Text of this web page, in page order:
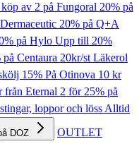
av 2 på Fungoral 20% på
20% på Q+A
på Hylo Upp till 20%
på Centaura 20kr/st Läkerol
15% På Otinova 10 kr
från Eternal 2 för 25% på
loppor och lössAlltid
DOZ OUTLET